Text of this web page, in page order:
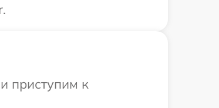
приступим к